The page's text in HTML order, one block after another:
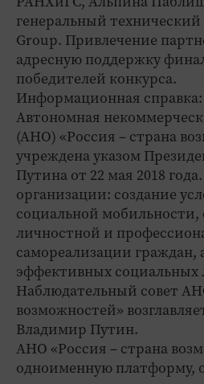
генеральный
Group. Привлечение
адресную поддержку
победителей конкурса.
Информационная справка:
Автономная
(АНО) «Россия – страна
учреждена указом
Путина от 22 мая 2018
организации: создание
социальной мобильности,
личностной и
самореализации граждан,
эффективных социальных
Наблюдательный совет
возможностей»
Владимир Путин.
АНО «Россия – страна
одноименную платформу,